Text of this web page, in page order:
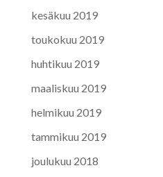
kesäkuu 2019
toukokuu 2019
huhtikuu 2019
maaliskuu 2019
helmikuu 2019
tammikuu 2019
joulukuu 2018